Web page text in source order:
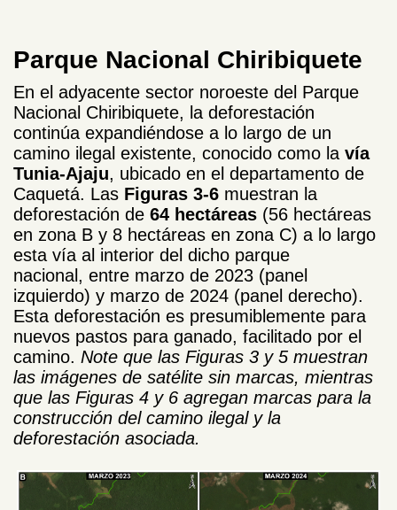
Parque Nacional Chiribiquete
En el adyacente sector noroeste del Parque
Nacional Chiribiquete, la deforestación
continúa expandiéndose a lo largo de un
camino ilegal existente, conocido como la vía
Tunia-Ajaju, ubicado en el departamento de
Caquetá. Las Figuras 3-6 muestran la
deforestación de 64 hectáreas (56 hectáreas
en zona B y 8 hectáreas en zona C) a lo largo
esta vía al interior del dicho parque
nacional, entre marzo de 2023 (panel
izquierdo) y marzo de 2024 (panel derecho).
Esta deforestación es presumiblemente para
nuevos pastos para ganado, facilitado por el
camino. Note que las Figuras 3 y 5 muestran
las imágenes de satélite sin marcas, mientras
que las Figuras 4 y 6 agregan marcas para la
construcción del camino ilegal y la
deforestación asociada.